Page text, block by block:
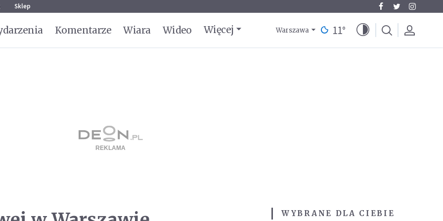
Sklep
Komentarze Wiara Wideo Więcej Warszawa 11°
WYBRANE DLA CIEBIE